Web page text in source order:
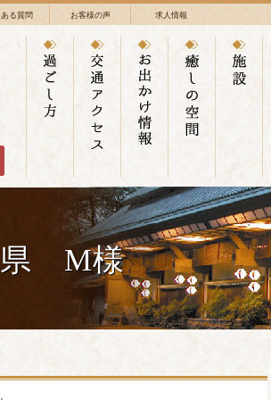
る質問 お客様の声 求人情報
県 M様